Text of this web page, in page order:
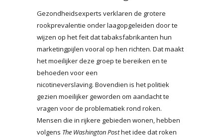
Gezondheidsexperts verklaren de grotere
rookprevalentie onder laagopgeleiden door te
wijzen op het feit dat tabaksfabrikanten hun
marketingpijlen vooral op hen richten. Dat maakt
het moeilijker deze groep te bereiken en te
behoeden voor een
nicotineverslaving. Bovendien is het politiek
gezien moeilijker geworden om aandacht te
vragen voor de problematiek rond roken.
Mensen die in rijkere gebieden wonen, hebben
volgens The Washington Posthet idee dat roken